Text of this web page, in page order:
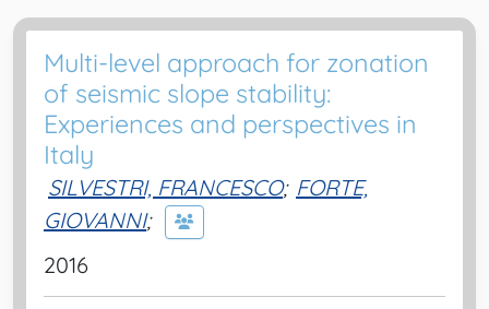
Multi-level approach for zonation
of seismic slope stability:
Experiences and perspectives in
Italy
SILVESTRI, FRANCESCO; FORTE,
GIOVANNI;
2016